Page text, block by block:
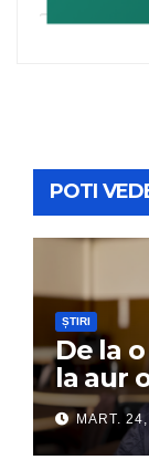
POTI
ȘTIRI
De la
la aur
MART.